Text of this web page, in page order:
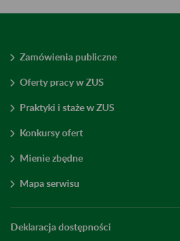
Zamówienia publiczne
Oferty pracy w ZUS
Praktyki i staże w ZUS
Konkursy ofert
Mienie zbędne
Mapa serwisu
Deklaracja dostępności